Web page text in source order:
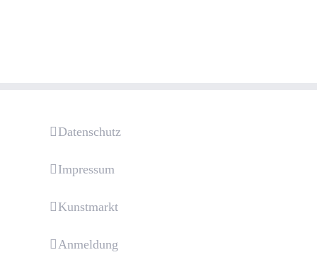
Datenschutz
Impressum
Kunstmarkt
Anmeldung